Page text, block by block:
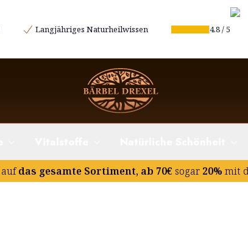
Langjähriges Naturheilwissen 4.8/5
aufdas gesamte Sortiment, ab 70€ sogar 20% mit